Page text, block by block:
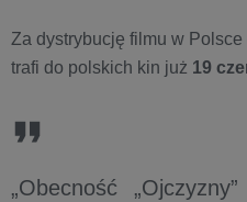
Za dystrybucję filmu w
trafi do polskich kin już 19
„Obecność